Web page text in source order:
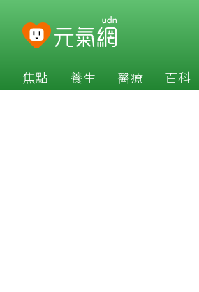
焦點 養生 醫療 百科